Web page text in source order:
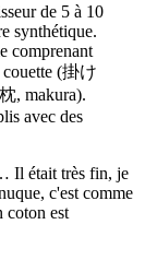
de 5 à 10
synthétique.
comprenant
(掛け
, makura).
avec des
Il était très fin, je
c'est comme
coton est